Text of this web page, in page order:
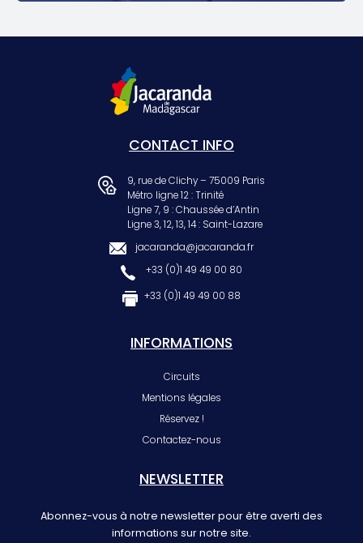
CONTACT INFO
9, rue de Clichy – 75009 Paris
Métro ligne 12 : Trinité
Ligne 7, 9 : Chaussée d’Antin
Ligne 3, 12, 13, 14 : Saint-Lazare
jacaranda@jacaranda.fr
+33 (0)1 49 49 00 80
+33 (0)1 49 49 00 88
INFORMATIONS
Circuits
Mentions légales
Réservez !
Contactez-nous
NEWSLETTER
Abonnez-vous à notre newsletter pour être averti des
informations sur notre site.